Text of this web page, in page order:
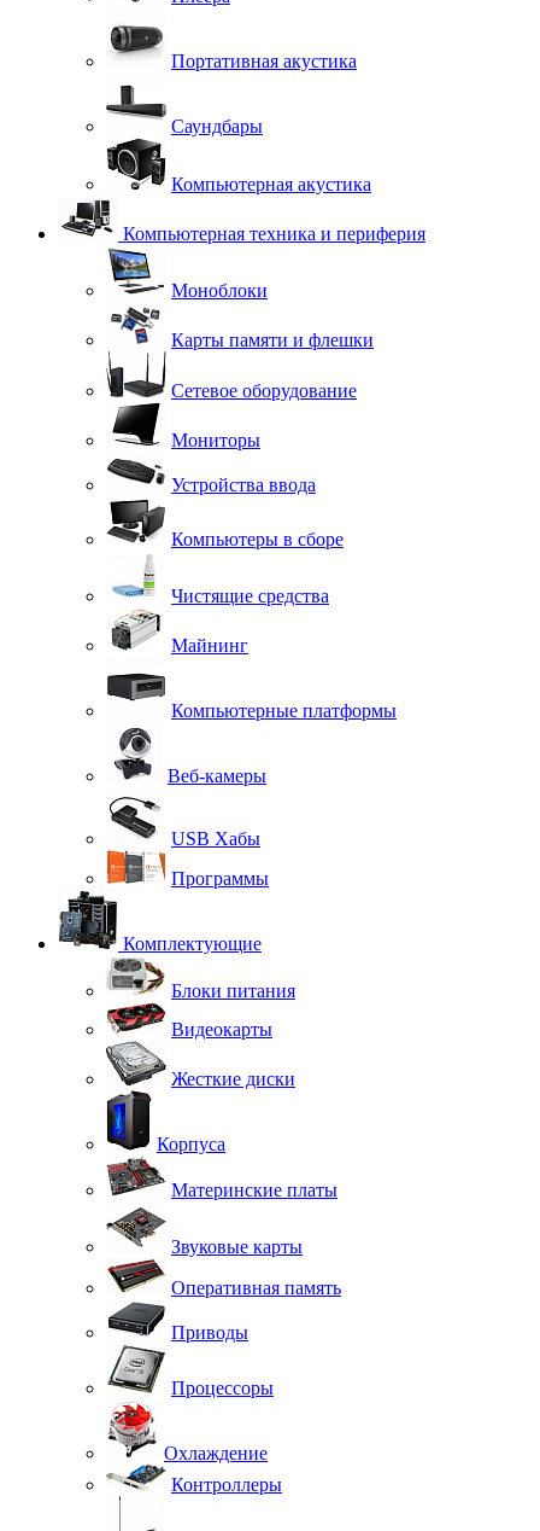
Портативная акустика
Саундбары
Компьютерная акустика
Компьютерная техника и периферия
Моноблоки
Карты памяти и флешки
Сетевое оборудование
Мониторы
Устройства ввода
Компьютеры в сборе
Чистящие средства
Майнинг
Компьютерные платформы
Веб-камеры
USB Хабы
Программы
Комплектующие
Блоки питания
Видеокарты
Жесткие диски
Корпуса
Материнские платы
Звуковые карты
Оперативная память
Приводы
Процессоры
Охлаждение
Контроллеры